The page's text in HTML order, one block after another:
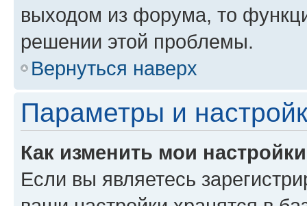
выходом из форума, то
решении этой проблемы.
Вернуться наверх
Параметры и
Как изменить мои
Если вы являетесь